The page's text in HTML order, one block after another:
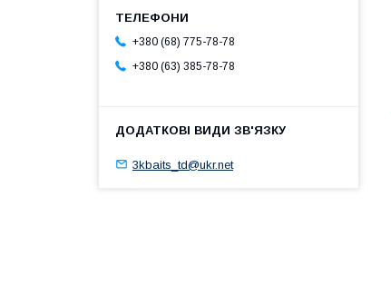
+380 (68) 775-78-78
+380 (63) 385-78-78
3kbaits_td@ukr.net